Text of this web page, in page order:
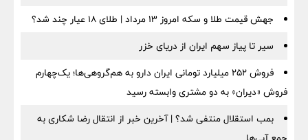
جهش قیمت طلا و سکه امروز ۱۳ مرداد | طلای ۱۸ عیار چند شد؟
سیر تا پیاز سهم ایران از دریای خزر
فروش ۲۵۲ میلیارد تومانی ایران دارو به هم‌گروهی‌ها؛ یک‌چهارم
فروش «دیران» به دو مشتری وابسته رسید
بمب استقلال منتفی شد؟ | آخرین خبر از انتقال رضا شکاری به